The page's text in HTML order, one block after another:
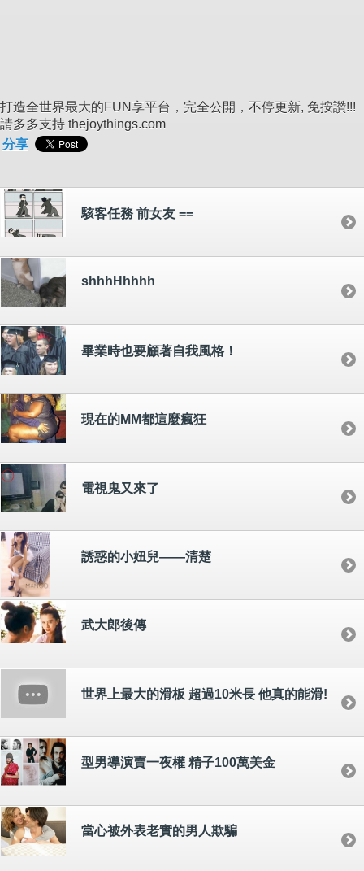
打造全世界最大的FUN享平台，完全公開，不停更新, 免按讚!!!
請多多支持 thejoythings.com
分享
駭客任務 前女友 ==
shhhHhhhh
畢業時也要顧著自我風格！
現在的MM都這麼瘋狂
電視鬼又來了
誘惑的小妞兒――清楚
武大郎後傳
世界上最大的滑板 超過10米長 他真的能滑!
型男導演賣一夜權 精子100萬美金
當心被外表老實的男人欺騙